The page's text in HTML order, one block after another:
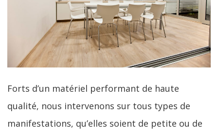
Forts d’un matériel performant de haute
qualité, nous intervenons sur tous types de
manifestations, qu’elles soient de petite ou de